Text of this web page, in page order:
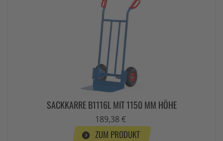
SACKKARRE B1116L MIT 1150 MM HÖHE
189,38 €
ZUM PRODUKT